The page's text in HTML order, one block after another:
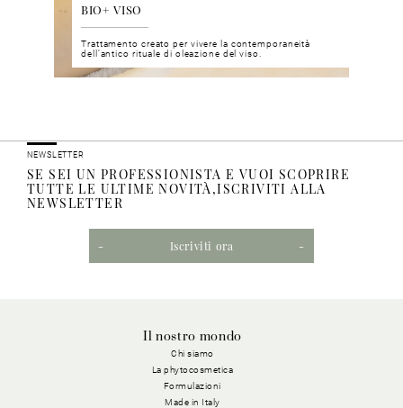
BIO+ VISO
Trattamento creato per vivere la contemporaneità
dell’antico rituale di oleazione del viso.
NEWSLETTER
SE SEI UN PROFESSIONISTA E VUOI SCOPRIRE
TUTTE LE ULTIME NOVITÀ,ISCRIVITI ALLA
NEWSLETTER
Iscriviti ora
Il nostro mondo
Chi siamo
La phytocosmetica
Formulazioni
Made in Italy